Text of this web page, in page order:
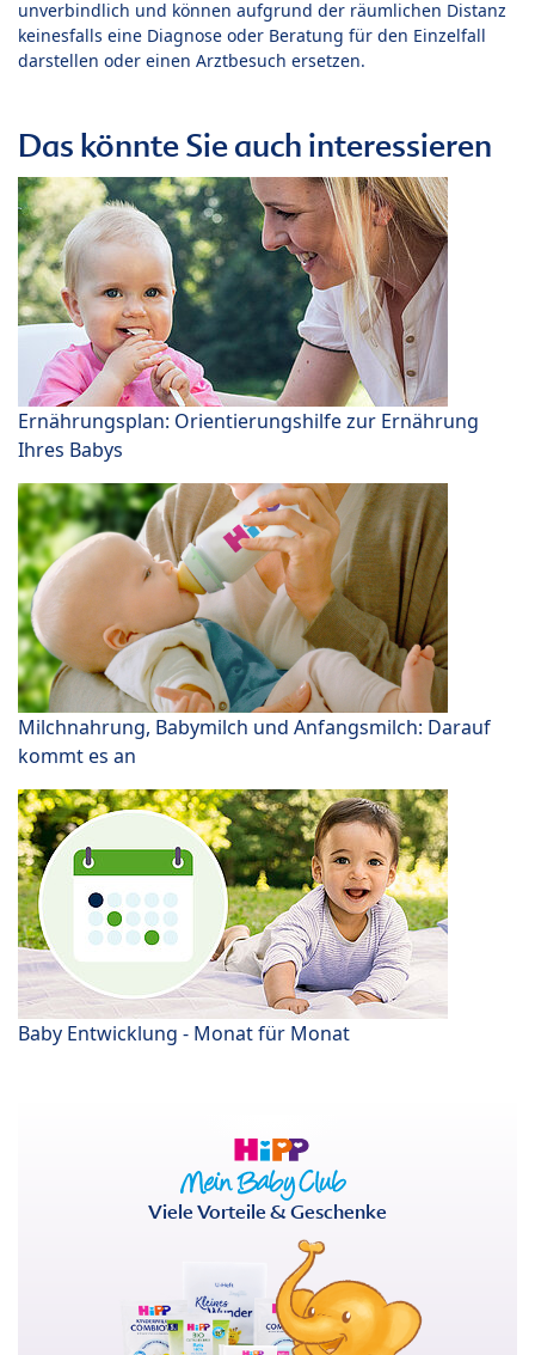
unverbindlich und können aufgrund der räumlichen Distanz
keinesfalls eine Diagnose oder Beratung für den Einzelfall
darstellen oder einen Arztbesuch ersetzen.
Das könnte Sie auch interessieren
Ernährungsplan: Orientierungshilfe zur Ernährung
Ihres Babys
Milchnahrung, Babymilch und Anfangsmilch: Darauf
kommt es an
Baby Entwicklung - Monat für Monat
Viele Vorteile & Geschenke